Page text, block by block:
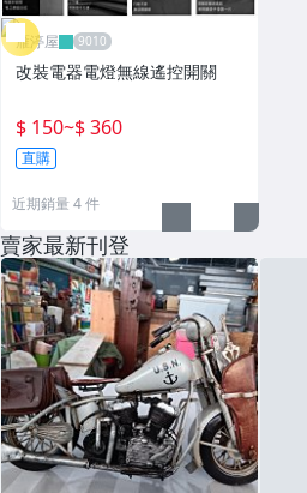
雁渟屋
改裝電器電燈無線遙控開關
$ 150~$ 360
直購
近期銷量 4 件
賣家最新刊登